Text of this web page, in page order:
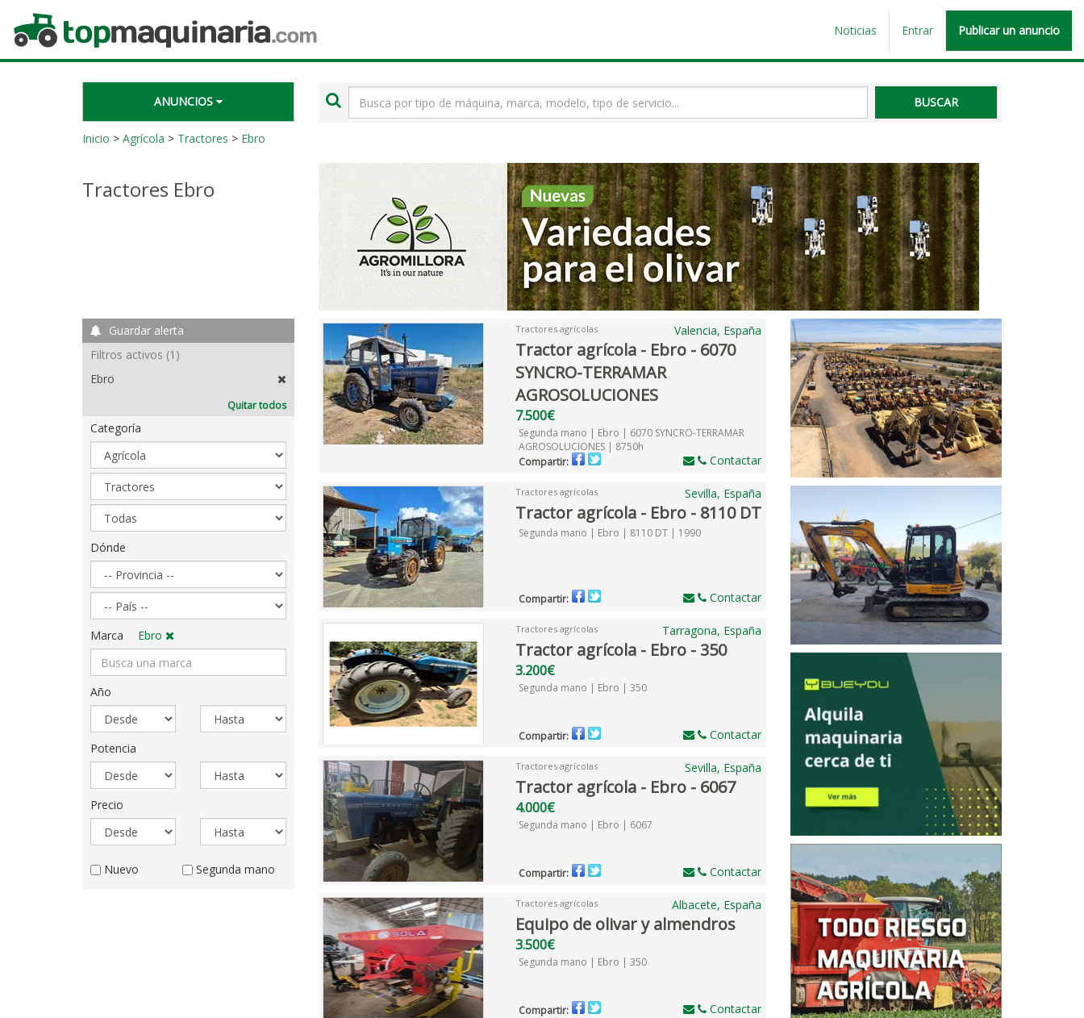
Topmaquinaria.com
Noticias
Entrar Publicar un anuncio
ANUNCIOS
Inicio > Agrícola > Tractores > Ebro
Tractores Ebro
Guardar alerta
Filtros activos (1)
Ebro
Quitar todos
Categoría
Sector
Categoría
Subcategoría
Dónde
Dónde
Marca Ebro
Año
Año
desde
Año
hasta
Potencia
Potencia
desde
Potencia
hasta
Precio
Precio
desde
Precio
hasta
Estado
Nuevo Segunda mano
Tractores agrícolas Valencia, España
Tractor agrícola - Ebro - 6070
SYNCRO-TERRAMAR
AGROSOLUCIONES
7.500€
Segunda mano | Ebro | 6070 SYNCRO-TERRAMAR
AGROSOLUCIONES | 8750h
Compartir:
Contactar
Tractores agrícolas Sevilla, España
Tractor agrícola - Ebro - 8110 DT
Segunda mano | Ebro | 8110 DT | 1990
Compartir: Contactar
Tractores agrícolas Tarragona, España
Tractor agrícola - Ebro - 350
3.200€
Segunda mano | Ebro | 350
Compartir: Contactar
Tractores agrícolas Sevilla, España
Tractor agrícola - Ebro - 6067
4.000€
Segunda mano | Ebro | 6067
Compartir: Contactar
Tractores agrícolas Albacete, España
Equipo de olivar y almendros
3.500€
Segunda mano | Ebro | 350
Compartir: Contactar